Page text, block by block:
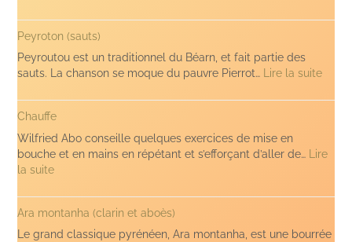
à
Peyroton (sauts)
Peyroutou est un traditionnel du Béarn, et fait partie des
sauts. La chanson se moque du pauvre Pierrot… Lire la suite:
Chauffe
Wilfried Abo conseille quelques exercices de mise en
bouche et en mains en répétant et s’efforçant d’aller de… Lire
la suite:
Ara montanha (clarin et aboès)
Le grand classique pyrénéen, Ara montanha, est une bourrée